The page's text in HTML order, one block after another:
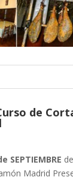
de
SEPTIEMBRE de
Madrid